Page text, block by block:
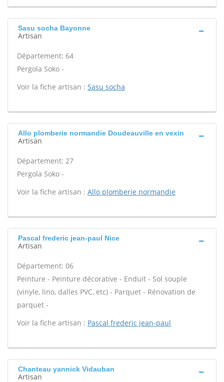
Sasu socha Bayonne
Artisan
Département: 64
Pergola Soko -
Voir la fiche artisan : Sasu socha
Allo plomberie normandie Doudeauville en vexin
Artisan
Département: 27
Pergola Soko -
Voir la fiche artisan : Allo plomberie normandie
Pascal frederic jean-paul Nice
Artisan
Département: 06
Peinture - Peinture décorative - Enduit - Sol souple
(vinyle, lino, dalles PVC, etc) - Parquet - Rénovation de
parquet -
Voir la fiche artisan : Pascal frederic jean-paul
Chanteau yannick Vidauban
Artisan